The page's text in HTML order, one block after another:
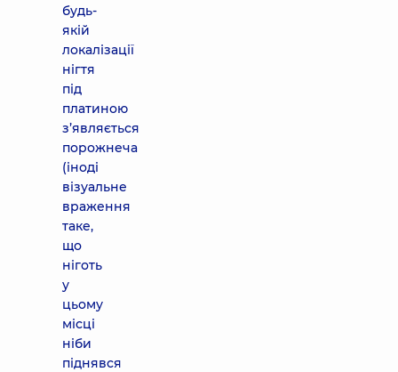
будь-
якій
локалізації
нігтя
під
платиною
з’являється
порожнеча
(іноді
візуальне
враження
таке,
що
ніготь
у
цьому
місці
ніби
піднявся